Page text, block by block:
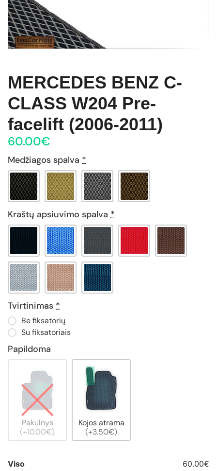
MERCEDES BENZ C-
CLASS W204 Pre-
facelift (2006-2011)
60.00€
Medžiagos spalva *
Kraštų apsiuvimo spalva *
Tvirtinimas *
Be fiksatorių
Su fiksatoriais
Papildoma
Pakulnys
(+10.00€)
Kojos atrama
(+3.50€)
Viso 60.00€